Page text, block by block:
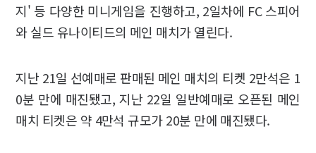
지' 등 다양한 미니게임을 진행하고, 2일차에 FC 스피어
와 실드 유나이티드의 메인 매치가 열린다.
지난 21일 선예매로 판매된 메인 매치의 티켓 2만석은 1
0분 만에 매진됐고, 지난 22일 일반예매로 오픈된 메인
매치 티켓은 약 4만석 규모가 20분 만에 매진됐다.